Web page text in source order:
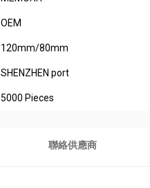
OEM
120mm/80mm
SHENZHEN port
5000 Pieces
聯絡供應商